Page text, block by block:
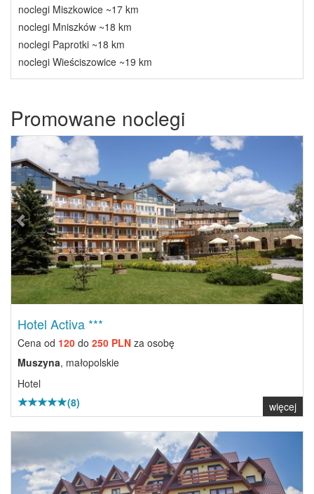
noclegi Miszkowice ~17 km
noclegi Mniszków ~18 km
noclegi Paprotki ~18 km
noclegi Wieściszowice ~19 km
Promowane noclegi
Previous Next
Hotel Activa ***
Cena od 120 do 250 PLN za osobę
Muszyna, małopolskie
Hotel
(8)
więcej